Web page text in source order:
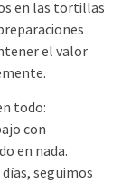
en las tortillas
el valor
todo:
con
en nada.
seguimos